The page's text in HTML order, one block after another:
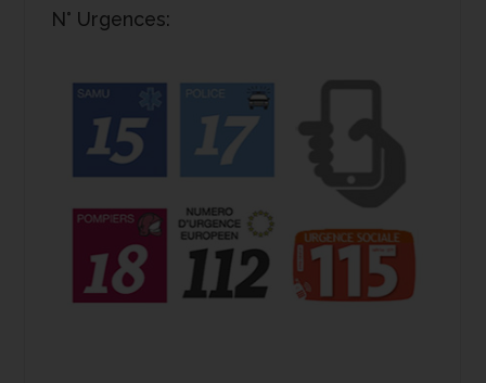
N° Urgences: